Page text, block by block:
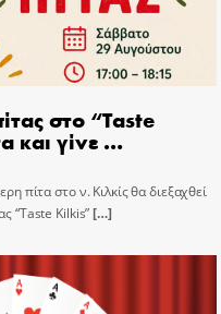
στο “Taste
και γίνε …
πίτα στο ν. Κιλκίς θα διεξαχθεί
“Taste Kilkis”[…]